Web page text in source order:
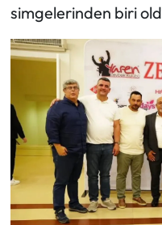
simgelerinden biri